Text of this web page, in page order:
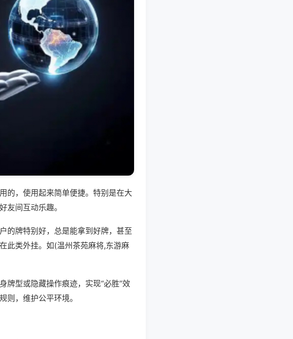
的，使用起来简单便捷。特别是在大
友间互动乐趣。
的牌特别好，总是能拿到好牌，甚至
此类外挂。如(温州茶苑麻将,东游麻
牌型或隐藏操作痕迹，实现“必胜”效
则，维护公平环境。